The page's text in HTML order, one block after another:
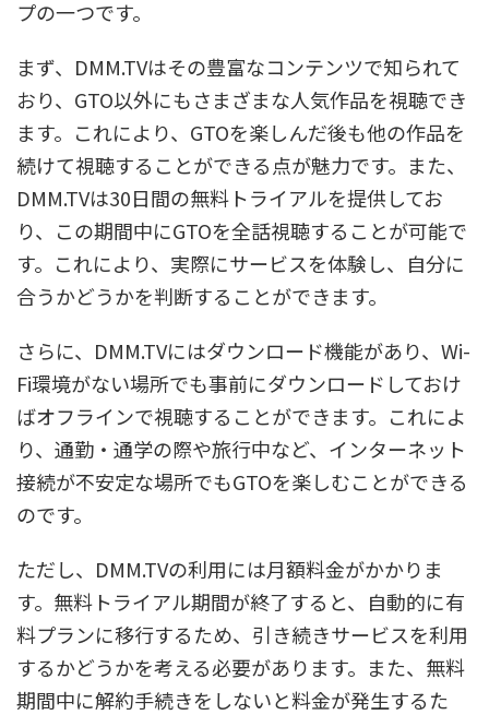
プの一つです。
まず、DMM.TVはその豊富なコンテンツで知られて
おり、GTO以外にもさまざまな人気作品を視聴でき
ます。これにより、GTOを楽しんだ後も他の作品を
続けて視聴することができる点が魅力です。また、
DMM.TVは30日間の無料トライアルを提供してお
り、この期間中にGTOを全話視聴することが可能で
す。これにより、実際にサービスを体験し、自分に
合うかどうかを判断することができます。
さらに、DMM.TVにはダウンロード機能があり、Wi-
Fi環境がない場所でも事前にダウンロードしておけ
ばオフラインで視聴することができます。これによ
り、通勤・通学の際や旅行中など、インターネット
接続が不安定な場所でもGTOを楽しむことができる
のです。
ただし、DMM.TVの利用には月額料金がかかりま
す。無料トライアル期間が終了すると、自動的に有
料プランに移行するため、引き続きサービスを利用
するかどうかを考える必要があります。また、無料
期間中に解約手続きをしないと料金が発生するた